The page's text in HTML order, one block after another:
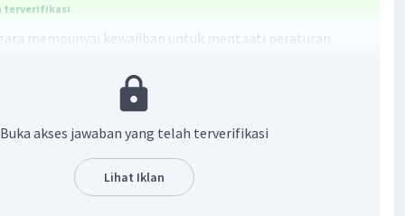
terverifikasi
mempunyai kewajiban untuk mentaati peraturan
· 5.0(2) Balas
Buka akses jawaban yang telah terverifikasi
Lihat Iklan